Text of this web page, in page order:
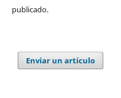
publicado.
Enviar un artículo